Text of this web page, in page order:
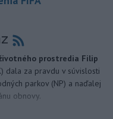
prostredia Filip
dala za pravdu v súvislosti
parkov (NP) a naďalej
obnovy.